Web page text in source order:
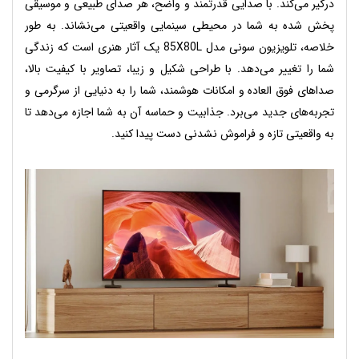
درگیر می‌کند. با صدایی قدرتمند و واضح، هر صدای طبیعی و موسیقی
پخش شده به شما در محیطی سینمایی واقعیتی می‌نشاند. به طور
خلاصه، تلویزیون سونی مدل 85X80L یک آثار هنری است که زندگی
شما را تغییر می‌دهد. با طراحی شکیل و زیبا، تصاویر با کیفیت بالا،
صداهای فوق العاده و امکانات هوشمند، شما را به دنیایی از سرگرمی و
تجربه‌های جدید می‌برد. جذابیت و حماسه آن به شما اجازه می‌دهد تا
به واقعیتی تازه و فراموش نشدنی دست پیدا کنید.